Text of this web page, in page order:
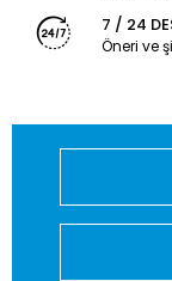
7 / 24
Öneri ve